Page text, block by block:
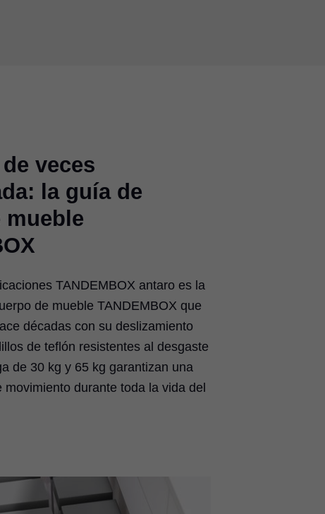
veces
la guía de
mueble
TANDEMBOX antaro es la
de mueble TANDEMBOX que
décadas con su deslizamiento
de teflón resistentes al desgaste
de 30 kg y 65 kg garantizan una
movimiento durante toda la vida del